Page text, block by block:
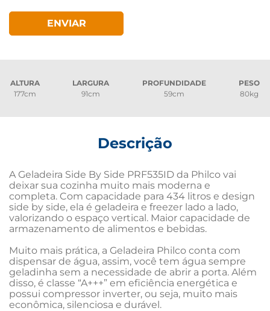
ENVIAR
ALTURA
177cm
LARGURA
91cm
PROFUNDIDADE
59cm
PESO
80kg
Descrição
A Geladeira Side By Side PRF535ID da Philco vai
deixar sua cozinha muito mais moderna e
completa. Com capacidade para 434 litros e design
side by side, ela é geladeira e freezer lado a lado,
valorizando o espaço vertical. Maior capacidade de
armazenamento de alimentos e bebidas.
Muito mais prática, a Geladeira Philco conta com
dispensar de água, assim, você tem água sempre
geladinha sem a necessidade de abrir a porta. Além
disso, é classe “A+++” em eficiência energética e
possui compressor inverter, ou seja, muito mais
econômica, silenciosa e durável.